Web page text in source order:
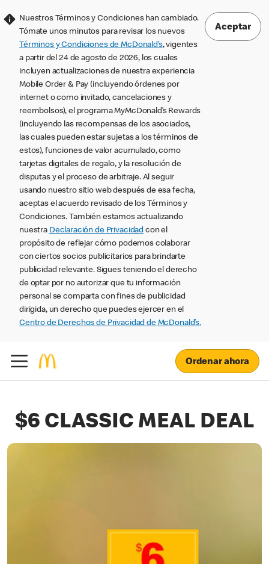
Nuestros Términos y Condiciones han cambiado.
Tómate unos minutos para revisar los nuevos
Términos y Condiciones de McDonald’s, vigentes
a partir del 24 de agosto de 2026, los cuales
incluyen actualizaciones de nuestra experiencia
Mobile Order & Pay (incluyendo órdenes por
internet o como invitado, cancelaciones y
reembolsos), el programa MyMcDonald’s Rewards
(incluyendo las recompensas de los asociados,
las cuales pueden estar sujetas a los términos de
estos), funciones de valor acumulado, como
tarjetas digitales de regalo, y la resolución de
disputas y el proceso de arbitraje. Al seguir
usando nuestro sitio web después de esa fecha,
aceptas el acuerdo revisado de los Términos y
Condiciones. También estamos actualizando
nuestra Declaración de Privacidad con el
propósito de reflejar cómo podemos colaborar
con ciertos socios publicitarios para brindarte
publicidad relevante. Sigues teniendo el derecho
de optar por no autorizar que tu información
personal se comparta con fines de publicidad
dirigida, un derecho que puedes ejercer en el
Centro de Derechos de Privacidad de McDonald’s.
Aceptar
Ordenar ahora
$6 CLASSIC MEAL DEAL